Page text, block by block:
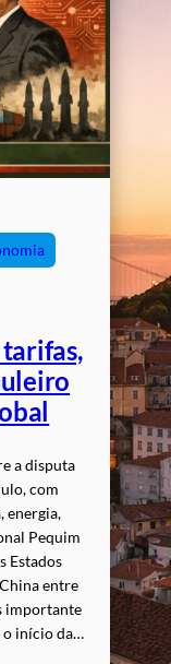
a disputa
com
energia,
Pequim
Estados
entre
importante
o início da…